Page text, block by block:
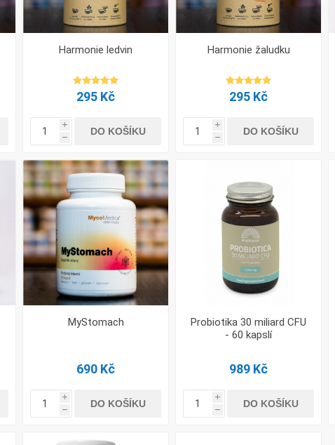
Harmonie ledvin
295 Kč
i
h
DO KOŠÍKU
Harmonie žaludku
295 Kč
i
h
DO KOŠÍKU
MyStomach
690 Kč
i
h
DO KOŠÍKU
Probiotika 30 miliard CFU
- 60 kapslí
989 Kč
i
h
DO KOŠÍKU